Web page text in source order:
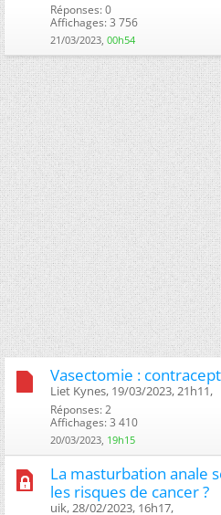
Réponses: 0
Affichages: 3 756
21/03/2023, 00h54
Vasectomie :
Liet Kynes, 19/03/2023, 21h11, ‎
Réponses: 2
Affichages: 3 410
20/03/2023, 19h15
La masturbation anale
les risques de cancer ?
uik, 28/02/2023, 16h17, ‎